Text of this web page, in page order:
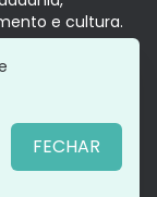
e cultura.
presente,
FECHAR